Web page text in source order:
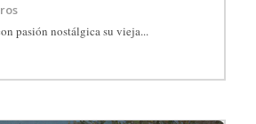
pasión nostálgica su vieja...